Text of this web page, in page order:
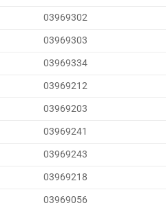
03969302
03969303
03969334
03969212
03969203
03969241
03969243
03969218
03969056